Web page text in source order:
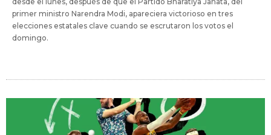
primer ministro Narendra Modi, apareciera victorioso en tres
elecciones estatales clave cuando se escrutaron los votos el
domingo.